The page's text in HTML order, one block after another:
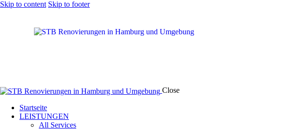
Skip to content Skip to footer
Close
Startseite
LEISTUNGEN
All Services